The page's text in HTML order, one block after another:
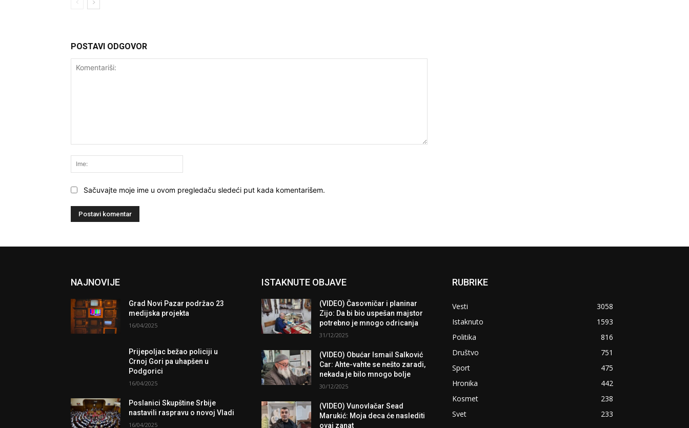
POSTAVI ODGOVOR
Sačuvajte moje ime u ovom pregledaču sledeći put kada komentarišem.
NAJNOVIJE
Grad Novi Pazar podržao 23
medijska projekta
16/04/2025
Prijepoljac bežao policiji u
Crnoj Gori pa uhapšen u
Podgorici
16/04/2025
Poslanici Skupštine Srbije
nastavili raspravu o novoj Vladi
16/04/2025
ISTAKNUTE OBJAVE
(VIDEO) Časovničar i planinar
Zijo: Da bi bio uspešan majstor
potrebno je mnogo odricanja
31/12/2025
(VIDEO) Obućar Ismail Salković
Car: Ahte-vahte se nešto zaradi,
nekada je bilo mnogo bolje
30/12/2025
(VIDEO) Vunovlačar Sead
Marukić: Moja deca će naslediti
ovaj zanat
RUBRIKE
Vesti
3058
Istaknuto
1593
Politika
816
Društvo
751
Sport
475
Hronika
442
Kosmet
238
Svet
233